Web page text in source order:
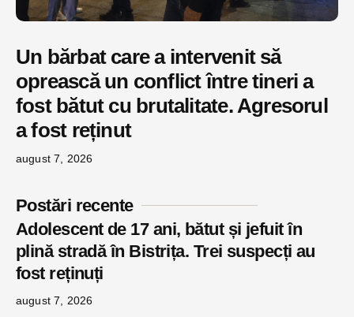
Un bărbat care a intervenit să
oprească un conflict între tineri a
fost bătut cu brutalitate. Agresorul
a fost reținut
august 7, 2026
Postări recente
Adolescent de 17 ani, bătut și jefuit în
plină stradă în Bistrița. Trei suspecți au
fost reținuți
august 7, 2026